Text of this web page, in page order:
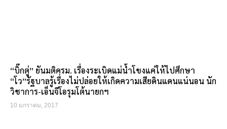
“บิ๊กตู่” ยันมติครม. เรื่องระเบิดแม่น้ำโขงแค่ให้ไปศึกษา
“โว”รัฐบาลรู้เรื่องไม่ปล่อยให้เกิดความเสียดินแดนแน่นอน นัก
วิชาการ-เอ็นจีโอรุมโต้นายกฯ
10 มกราคม, 2017